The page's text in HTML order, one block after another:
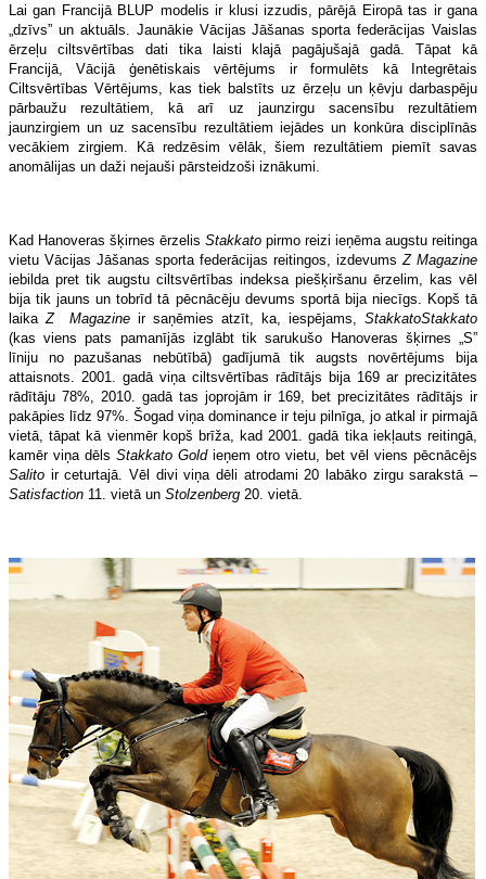
Lai gan Francijā BLUP modelis ir klusi izzudis, pārējā Eiropā tas ir gana
„dzīvs” un aktuāls. Jaunākie Vācijas Jāšanas sporta federācijas Vaislas
ērzeļu ciltsvērtības dati tika laisti klajā pagājušajā gadā. Tāpat kā
Francijā, Vācijā ģenētiskais vērtējums ir formulēts kā Integrētais
Ciltsvērtības Vērtējums, kas tiek balstīts uz ērzeļu un ķēvju darbaspēju
pārbaužu rezultātiem, kā arī uz jaunzirgu sacensību rezultātiem
jaunzirgiem un uz sacensību rezultātiem iejādes un konkūra disciplīnās
vecākiem zirgiem. Kā redzēsim vēlāk, šiem rezultātiem piemīt savas
anomālijas un daži nejauši pārsteidzoši iznākumi.
Kad Hanoveras šķirnes ērzelis Stakkato pirmo reizi ieņēma augstu reitinga
vietu Vācijas Jāšanas sporta federācijas reitingos, izdevums Z Magazine
iebilda pret tik augstu ciltsvērtības indeksa piešķiršanu ērzelim, kas vēl
bija tik jauns un tobrīd tā pēcnācēju devums sportā bija niecīgs. Kopš tā
laika Z Magazine ir saņēmies atzīt, ka, iespējams, StakkatoStakkato
(kas viens pats pamanījās izglābt tik sarukušo Hanoveras šķirnes „S”
līniju no pazušanas nebūtībā) gadījumā tik augsts novērtējums bija
attaisnots. 2001. gadā viņa ciltsvērtības rādītājs bija 169 ar precizitātes
rādītāju 78%, 2010. gadā tas joprojām ir 169, bet precizitātes rādītājs ir
pakāpies līdz 97%. Šogad viņa dominance ir teju pilnīga, jo atkal ir pirmajā
vietā, tāpat kā vienmēr kopš brīža, kad 2001. gadā tika iekļauts reitingā,
kamēr viņa dēls Stakkato Goldieņem otro vietu, bet vēl viens pēcnācējs
Salito ir ceturtajā. Vēl divi viņa dēli atrodami 20 labāko zirgu sarakstā –
Satisfaction 11. vietā un Stolzenberg 20. vietā.